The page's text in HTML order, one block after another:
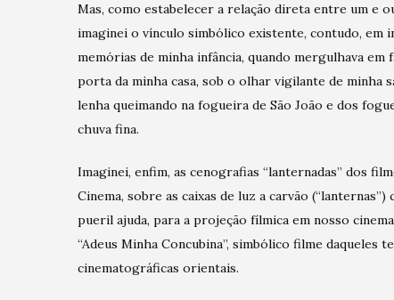
Mas, como estabelecer a relação direta entre um e
imaginei o vínculo simbólico existente, contudo, em
memórias de minha infância, quando mergulhava
porta da minha casa, sob o olhar vigilante de minha
lenha queimando na fogueira de São João e dos
chuva fina.
Imaginei, enfim, as cenografias “lanternadas” dos
Cinema, sobre as caixas de luz a carvão
pueril ajuda, para a projeção fílmica em nosso
“Adeus Minha Concubina”, simbólico filme daqueles
cinematográficas orientais.